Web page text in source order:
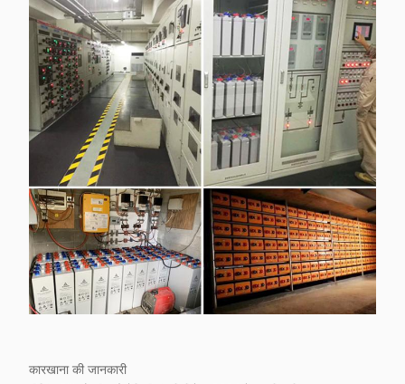
कारखाना की जानकारी